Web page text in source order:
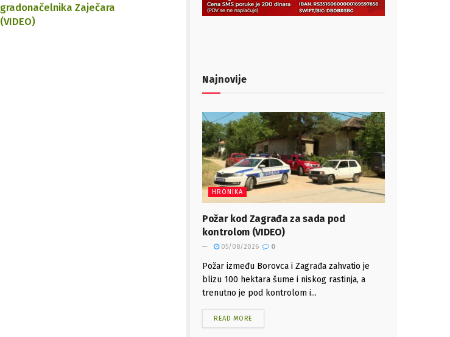
gradonačelnika Zaječara
(VIDEO)
Najnovije
HRONIKA
Požar kod Zagrađa za sada pod
kontrolom (VIDEO)
05/08/2026 0
Požar između Borovca i Zagrađa zahvatio je
blizu 100 hektara šume i niskog rastinja, a
trenutno je pod kontrolom i...
READ MORE